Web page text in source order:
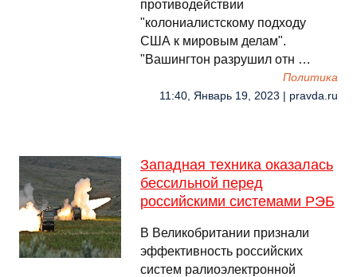
противодействии
"колониалистскому подходу
США к мировым делам".
"Вашингтон разрушил отн …
Политика
11:40, Январь 19, 2023 | pravda.ru
Западная техника оказалась
бессильной перед
российскими системами РЭБ
В Великобритании признали
эффективность российских
систем ралиоэлектронной